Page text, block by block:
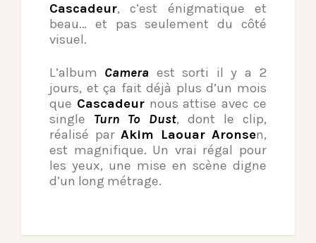
Cascadeur, c’est énigmatique et
beau… et pas seulement du côté
visuel.
L’album Camera est sorti il y a 2
jours, et ça fait déjà plus d’un mois
que Cascadeurnous attise avec ce
single Turn To Dust, dont le clip,
réalisé par Akim Laouar Aronsen,
est magnifique. Un vrai régal pour
les yeux, une mise en scène digne
d’un long métrage.